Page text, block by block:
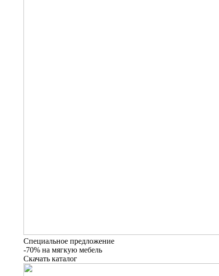
Специальное предложение
-70% на мягкую мебель
Скачать каталог